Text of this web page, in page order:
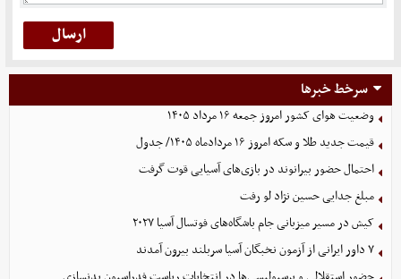
سرخط خبرها
وضعیت هوای کشور امروز جمعه ۱۶ مرداد ۱۴۰۵
قیمت جدید طلا و سکه امروز ۱۶ مردادماه ۱۴۰۵/ جدول
احتمال حضور بیرانوند در بازی‌های آسیایی قوت گرفت
مبلغ جدایی حسین نژاد لو رفت
کیش در مسیر میزبانی جام باشگاه‌های فوتسال آسیا ۲۰۲۷
۷ داور ایرانی از آزمون نخبگان آسیا سربلند بیرون آمدند